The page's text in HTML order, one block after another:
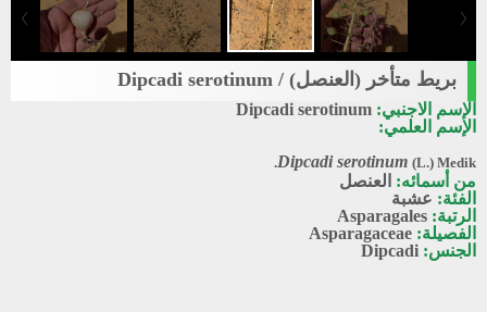
بريط متأخر (العنصل) / Dipcadi serotinum
الإسم الاجنبي: Dipcadi serotinum
الإسم العلمي:
Dipcadi serotinum (L.) Medik.
من أسمائه: العنصل
الفئة: عشبة
الرتبة: Asparagales
الفصيلة: Asparagaceae
الجنس: Dipcadi